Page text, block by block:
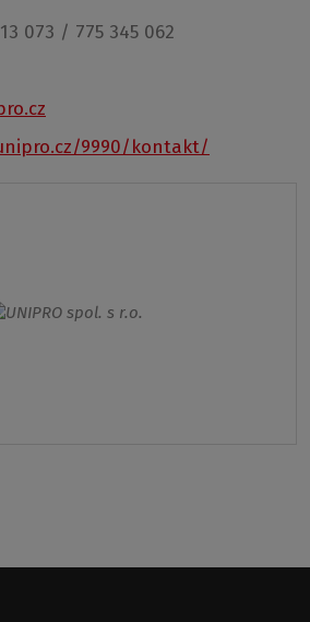
073 / 775 345 062
9990/kontakt/